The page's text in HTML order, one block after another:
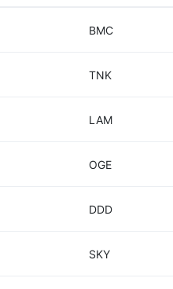
BMC
TNK
LAM
OGE
DDD
SKY